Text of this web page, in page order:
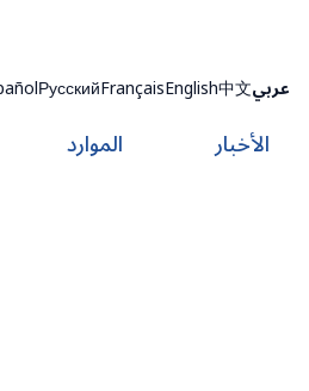
عربي中文
English
Français
Русский
الأخبار الموارد